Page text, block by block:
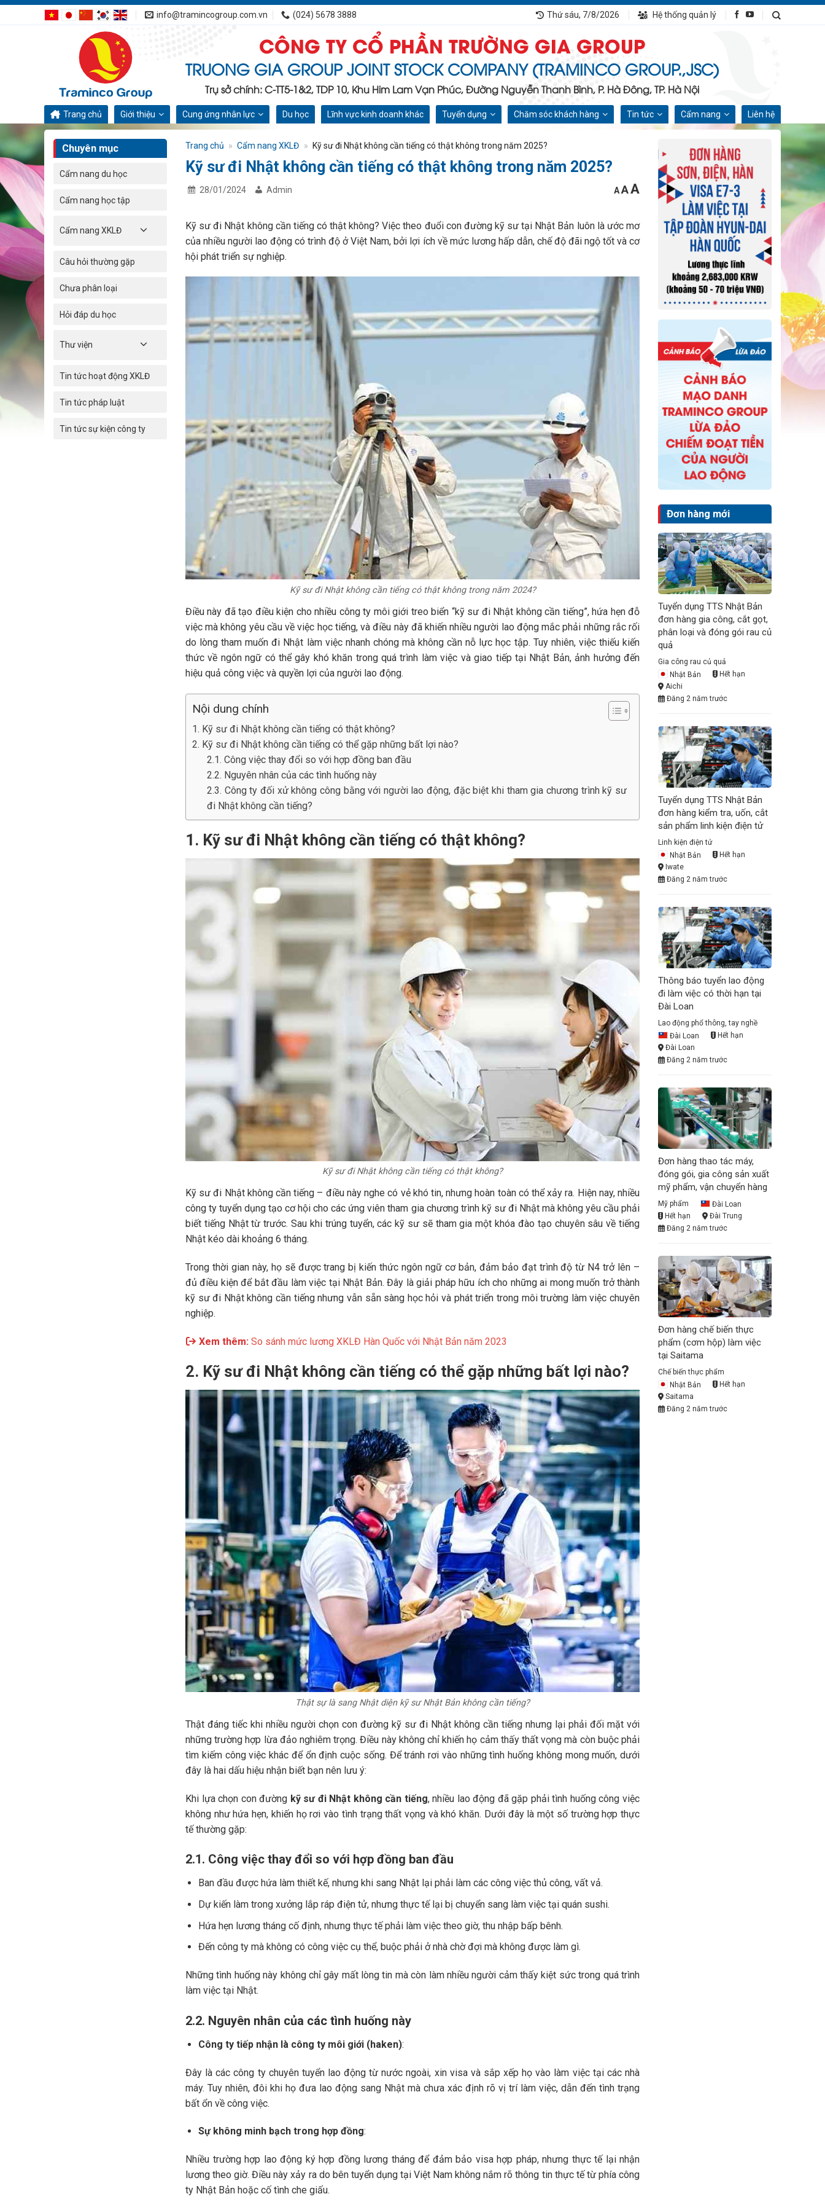
Bỏ
qua
info@tramincogroup.com.vn (024) 5678 3888 Thứ sáu, 7/8/2026 Hệ thống quản lý
CÔNG TY CỔ PHẦN TRƯỜNG GIA GROUP
TRUONG GIA GROUP JOINT STOCK COMPANY (TRAMINCO GROUP.,JSC)
Trụ sở chính: C-TT5-1&2, TDP 10, Khu Him Lam Vạn Phúc, Đường Nguyễn Thanh Bình, P. Hà Đông, TP. Hà Nội
Trang chủ Giới thiệu Cung ứng nhân lực Du học Lĩnh vực kinh doanh khác Tuyển dụng Chăm sóc khách hàng Tin tức Cẩm nang Liên hệ
Chuyên mục
Cẩm nang du học
Cẩm nang học tập
Cẩm nang XKLĐ
Câu hỏi thường gặp
Chưa phân loại
Hỏi đáp du học
Thư viện
Tin tức hoạt động XKLĐ
Tin tức pháp luật
Tin tức sự kiện công ty
Trang chủ » Cẩm nang XKLĐ » Kỹ sư đi Nhật không cần tiếng có thật không trong năm 2025?
Kỹ sư đi Nhật không cần tiếng có thật không trong năm 2025?
28/01/2024 Admin A Decrease
font
size.
A Reset
font
A Increase
font
size.
Kỹ sư đi Nhật không cần tiếng có thật không? Việc theo đuổi con đường kỹ sư tại Nhật Bản luôn là ước mơ
của nhiều người lao động có trình độ ở Việt Nam, bởi lợi ích về mức lương hấp dẫn, chế độ đãi ngộ tốt và cơ
hội phát triển sự nghiệp.
Kỹ sư đi Nhật không cần tiếng có thật không trong năm 2024?
Điều này đã tạo điều kiện cho nhiều công ty môi giới treo biển “kỹ sư đi Nhật không cần tiếng”, hứa hẹn đỗ
việc mà không yêu cầu về việc học tiếng, và điều này đã khiến nhiều người lao động mắc phải những rắc rối
do lòng tham muốn đi Nhật làm việc nhanh chóng mà không cần nỗ lực học tập. Tuy nhiên, việc thiếu kiến
thức về ngôn ngữ có thể gây khó khăn trong quá trình làm việc và giao tiếp tại Nhật Bản, ảnh hưởng đến
hiệu quả công việc và quyền lợi của người lao động.
Nội dung chính
1. Kỹ sư đi Nhật không cần tiếng có thật không?
2. Kỹ sư đi Nhật không cần tiếng có thể gặp những bất lợi nào?
2.1. Công việc thay đổi so với hợp đồng ban đầu
2.2. Nguyên nhân của các tình huống này
2.3. Công ty đối xử không công bằng với người lao động, đặc biệt khi tham gia chương trình kỹ sư
đi Nhật không cần tiếng?
1. Kỹ sư đi Nhật không cần tiếng có thật không?
Kỹ sư đi Nhật không cần tiếng có thật không?
Kỹ sư đi Nhật không cần tiếng – điều này nghe có vẻ khó tin, nhưng hoàn toàn có thể xảy ra. Hiện nay, nhiều
công ty tuyển dụng tạo cơ hội cho các ứng viên tham gia chương trình kỹ sư đi Nhật mà không yêu cầu phải
biết tiếng Nhật từ trước. Sau khi trúng tuyển, các kỹ sư sẽ tham gia một khóa đào tạo chuyên sâu về tiếng
Nhật kéo dài khoảng 6 tháng.
Trong thời gian này, họ sẽ được trang bị kiến thức ngôn ngữ cơ bản, đảm bảo đạt trình độ từ N4 trở lên –
đủ điều kiện để bắt đầu làm việc tại Nhật Bản. Đây là giải pháp hữu ích cho những ai mong muốn trở thành
kỹ sư đi Nhật không cần tiếng nhưng vẫn sẵn sàng học hỏi và phát triển trong môi trường làm việc chuyên
nghiệp.
Xem thêm: So sánh mức lương XKLĐ Hàn Quốc với Nhật Bản năm 2023
2. Kỹ sư đi Nhật không cần tiếng có thể gặp những bất lợi nào?
Thật sự là sang Nhật diện kỹ sư Nhật Bản không cần tiếng?
Thật đáng tiếc khi nhiều người chọn con đường kỹ sư đi Nhật không cần tiếng nhưng lại phải đối mặt với
những trường hợp lừa đảo nghiêm trọng. Điều này không chỉ khiến họ cảm thấy thất vọng mà còn buộc phải
tìm kiếm công việc khác để ổn định cuộc sống. Để tránh rơi vào những tình huống không mong muốn, dưới
đây là hai dấu hiệu nhận biết bạn nên lưu ý:
Khi lựa chọn con đường kỹ sư đi Nhật không cần tiếng, nhiều lao động đã gặp phải tình huống công việc
không như hứa hẹn, khiến họ rơi vào tình trạng thất vọng và khó khăn. Dưới đây là một số trường hợp thực
tế thường gặp:
2.1. Công việc thay đổi so với hợp đồng ban đầu
Ban đầu được hứa làm thiết kế, nhưng khi sang Nhật lại phải làm các công việc thủ công, vất vả.
Dự kiến làm trong xưởng lắp ráp điện tử, nhưng thực tế lại bị chuyển sang làm việc tại quán sushi.
Hứa hẹn lương tháng cố định, nhưng thực tế phải làm việc theo giờ, thu nhập bấp bênh.
Đến công ty mà không có công việc cụ thể, buộc phải ở nhà chờ đợi mà không được làm gì.
Những tình huống này không chỉ gây mất lòng tin mà còn làm nhiều người cảm thấy kiệt sức trong quá trình
làm việc tại Nhật.
2.2. Nguyên nhân của các tình huống này
Công ty tiếp nhận là công ty môi giới (haken):
Đây là các công ty chuyên tuyển lao động từ nước ngoài, xin visa và sắp xếp họ vào làm việc tại các nhà
máy. Tuy nhiên, đôi khi họ đưa lao động sang Nhật mà chưa xác định rõ vị trí làm việc, dẫn đến tình trạng
bất ổn về công việc.
Sự không minh bạch trong hợp đồng:
Nhiều trường hợp lao động ký hợp đồng lương tháng để đảm bảo visa hợp pháp, nhưng thực tế lại nhận
lương theo giờ. Điều này xảy ra do bên tuyển dụng tại Việt Nam không nắm rõ thông tin thực tế từ phía công
ty Nhật Bản hoặc cố tình che giấu.
Đơn hàng mới
Tuyển dụng TTS Nhật Bản
đơn hàng gia công, cắt gọt,
phân loại và đóng gói rau củ
quả
Gia công rau củ quả
Nhật Bản
Hết hạn
Aichi
Đăng 2 năm trước
Tuyển dụng TTS Nhật Bản
đơn hàng kiểm tra, uốn, cắt
sản phẩm linh kiện điện tử
Linh kiện điện tử
Nhật Bản
Hết hạn
Iwate
Đăng 2 năm trước
Thông báo tuyển lao động
đi làm việc có thời hạn tại
Đài Loan
Lao động phổ thông, tay nghề
Đài Loan
Hết hạn
Đài Loan
Đăng 2 năm trước
Đơn hàng thao tác máy,
đóng gói, gia công sản xuất
mỹ phẩm, vận chuyển hàng
Mỹ phẩm
Đài Loan
Hết hạn
Đài Trung
Đăng 2 năm trước
Đơn hàng chế biến thực
phẩm (cơm hộp) làm việc
tại Saitama
Chế biến thực phẩm
Nhật Bản
Hết hạn
Saitama
Đăng 2 năm trước